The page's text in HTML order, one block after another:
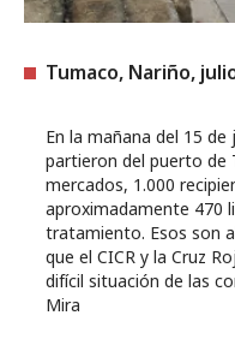
Tumaco, Nariño,
En la mañana del 15
partieron del puerto de
mercados, 1.000
aproximadamente 470
tratamiento. Esos son
que el CICR y la Cruz
difícil situación de las
Mira